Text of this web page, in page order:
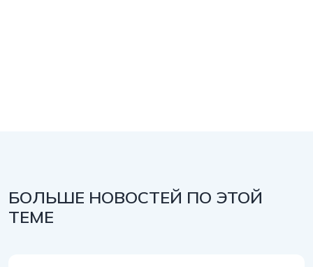
БОЛЬШЕ НОВОСТЕЙ ПО ЭТОЙ
ТЕМЕ